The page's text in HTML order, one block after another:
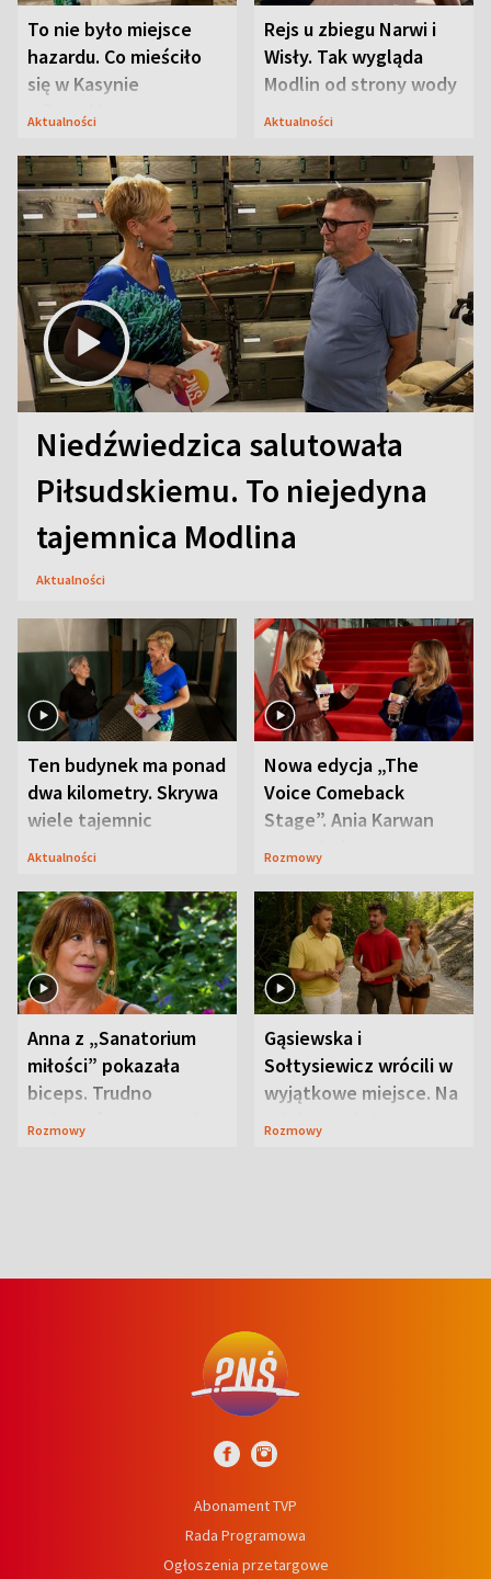
To nie było miejsce
hazardu. Co mieściło
się w Kasynie
Oficerskim?
Aktualności
Rejs u zbiegu Narwi i
Wisły. Tak wygląda
Modlin od strony wody
Aktualności
Niedźwiedzica salutowała
Piłsudskiemu. To niejedyna
tajemnica Modlina
Aktualności
Ten budynek ma ponad
dwa kilometry. Skrywa
wiele tajemnic
Aktualności
Nowa edycja „The
Voice Comeback
Stage”. Ania Karwan
zapowiada
Rozmowy
Anna z „Sanatorium
miłości” pokazała
biceps. Trudno
uwierzyć, co przeszła
Rozmowy
Gąsiewska i
Sołtysiewicz wrócili w
wyjątkowe miejsce. Na
szlaku czekał
Rozmowy
Abonament TVP
Rada Programowa
Ogłoszenia przetargowe